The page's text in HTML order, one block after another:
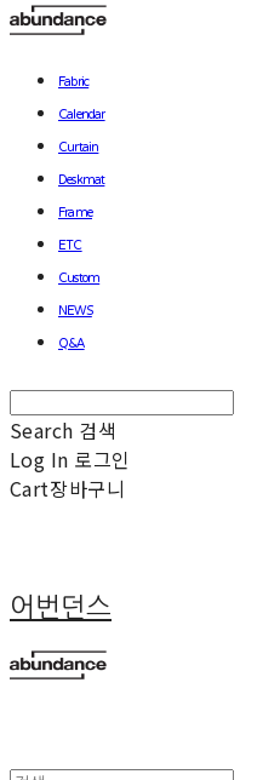
Fabric
Calendar
Curtain
Deskmat
Frame
ETC
Custom
NEWS
Q&A
Search 검색
Log In 로그인
Cart장바구니
어번던스